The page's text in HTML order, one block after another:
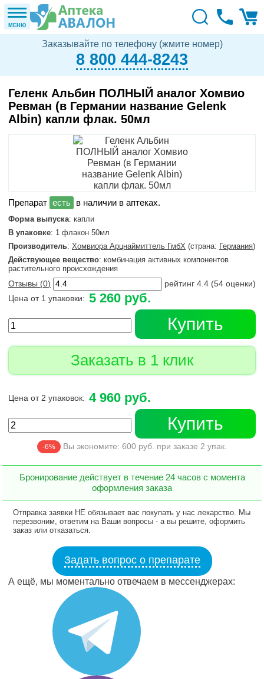
МЕНЮ
Заказывайте по телефону (жмите номер)
8 800 444-8243
Геленк Альбин ПОЛНЫЙ аналог Хомвио
Ревман (в Германии название Gelenk
Albin) капли флак. 50мл
в наличии в аптеках.
Форма выпуска: капли
В упаковке: 1 флакон 50мл
Производитель: Хомвиора Арцнаймиттель ГмбХ (страна: Германия)
Действующее вещество: комбинация активных компонентов
растительного происхождения
Отзывы (0) рейтинг 4.4 (54 оценки)
Цена от 1 упаковки: 5 260 руб.
Купить
Заказать в 1 клик
Цена от 2 упаковок: 4 960 руб.
Купить
-6% Вы экономите: 600 руб. при заказе 2 упак.
Бронирование действует в течение 24 часов с момента
оформления заказа
Отправка заявки НЕ обязывает вас покупать у нас лекарство. Мы
перезвоним, ответим на Ваши вопросы - а вы решите, оформить
заказ или отказаться.
Задать вопрос о препарате
А ещё, мы моментально отвечаем в мессенджерах: